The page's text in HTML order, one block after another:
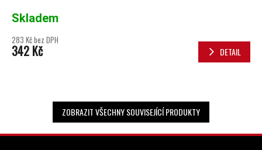
Skladem
283 Kč bez DPH
342 Kč DETAIL
ZOBRAZIT VŠECHNY SOUVISEJÍCÍ PRODUKTY
ZÁPATÍ